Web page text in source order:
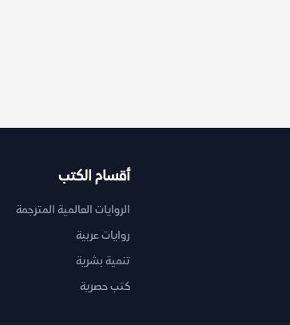
أقسام الكتب
الروايات العالمية المترجمة
روايات عربية
تنمية بشرية
كتب حصرية